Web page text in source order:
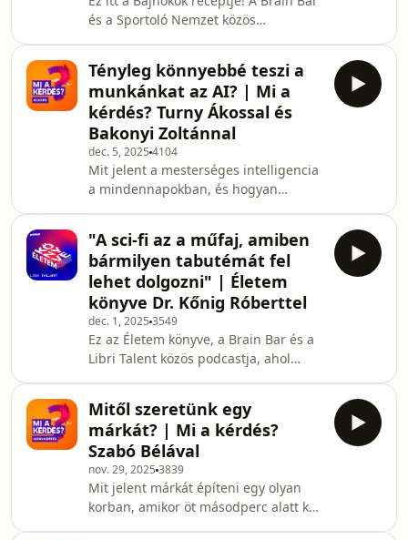
amikor minden szem rájuk
szegeződik. A harmadik epizód
vendégei:
és a Sportoló Nemzet közös
életünk bajnokaivá. Minden adásban
sportolók és nem sportolók érkeznek
hozzánk, hogy megmutassák, hogyan
ünneplik a győzelmeket és kezelik a
kudarcokat, építenek csapatot, és
hogyan kezelik a nyomást akkor,
amikor minden szem rájuk
szegeződik. Amikor a sportról beszé
Tényleg könnyebbé teszi a
munkánkat az AI? | Mi a
kérdés? Turny Ákossal és
Bakonyi Zoltánnal
dec. 5, 2025 4104
Mit jelent a mesterséges intelligencia
a mindennapokban, és hogyan
technológia az AI? A vendégeink a
BCG munkatársai: Turny Ákos és
Bakonyi Zoltán mindketten azon
dolgoznak, hogy minél több
hozzáadott értéket teremtsenek az
algoritmusok segítségével. Learn
more about your ad choices. Visit
megaphone.fm/adchoices
"A sci-fi az a műfaj, amiben
bármilyen tabutémát fel
lehet dolgozni" | Életem
könyve Dr. Kőnig Róberttel
dec. 1, 2025 3549
Ez az Életem könyve, a Brain Bar és a
Libri Talent közös podcastja, ahol
legfontosabb olvasmányáról. Hogyan
alakul az orvos-beteg kapcsolat egy
olyan korban, amikor a ChatGPT-t
előbb kérdezzük meg, mint a
háziorvosunkat? Mit árulnak el rólunk
a halálozási statisztikák és hogyan
lehet megtörni az átörökölt
Mitől szeretünk egy
márkát? | Mi a kérdés?
Szabó Bélával
nov. 29, 2025 3839
Mit jelent márkát építeni egy olyan
korban, amikor öt másodperc alatt kell